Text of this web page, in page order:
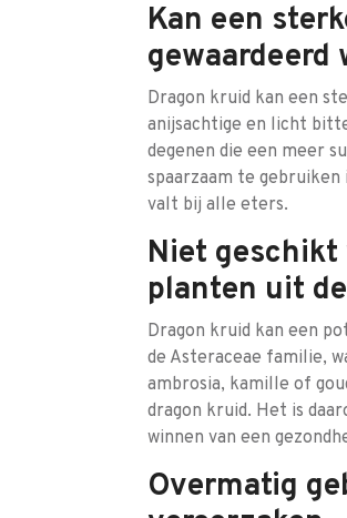
Kan een
gewaardeerd
Dragon kruid kan een
anijsachtige en licht
degenen die een meer
spaarzaam te
valt bij alle eters.
Niet geschikt
planten uit
Dragon kruid kan een
de Asteraceae familie,
ambrosia, kamille of
dragon kruid. Het is
winnen van een
Overmatig